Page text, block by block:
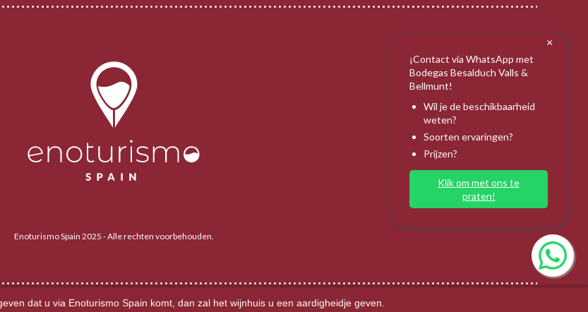
dat u via Enoturismo Spain komt, dan zal het wijnhuis u een aardigheidje geven.
×
¡Contact via WhatsApp met
Bodegas Besalduch Valls &
Bellmunt!
Wil je de beschikbaarheid
weten?
Soorten ervaringen?
Prijzen?
Klik om met ons te
praten!
Enoturismo Spain 2025 - Alle rechten voorbehouden.